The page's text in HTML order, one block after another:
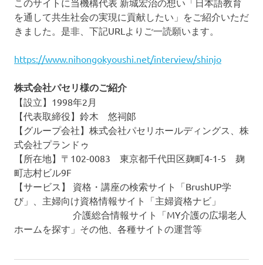
このサイトに当機構代表 新城宏治の想い「日本語教育
を通して共生社会の実現に貢献したい」をご紹介いただ
きました。是非、下記URLよりご一読願います。
https://www.nihongokyoushi.net/interview/shinjo
株式会社パセリ様のご紹介
【設立】1998年2月
【代表取締役】鈴木 悠祠郞
【グループ会社】株式会社パセリホールディングス、株
式会社プランドゥ
【所在地】〒102-0083 東京都千代田区麹町4-1-5 麹
町志村ビル9F
【サービス】 資格・講座の検索サイト「BrushUP学
び」、主婦向け資格情報サイト「主婦資格ナビ」
介護総合情報サイト「MY介護の広場老人
ホームを探す」その他、各種サイトの運営等